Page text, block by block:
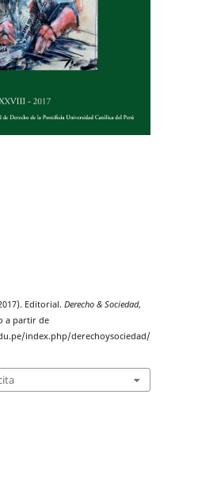
Editorial. Derecho & Sociedad,
a partir de
index.php/derechoysociedad/